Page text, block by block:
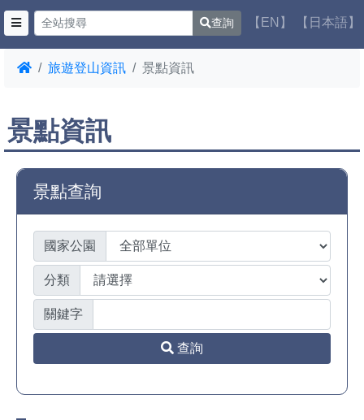
查詢 【EN】 【日本語】
旅遊登山資訊 景點資訊
景點資訊
景點查詢
國家公園
分類
關鍵字
查詢